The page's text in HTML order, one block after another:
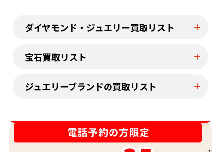
62,000円
2026年1月10日時点
59,000
2026年6月10日
ダイヤモンド・ジュエリー買取リスト
宝石買取リスト
ジュエリーブランドの買取リスト